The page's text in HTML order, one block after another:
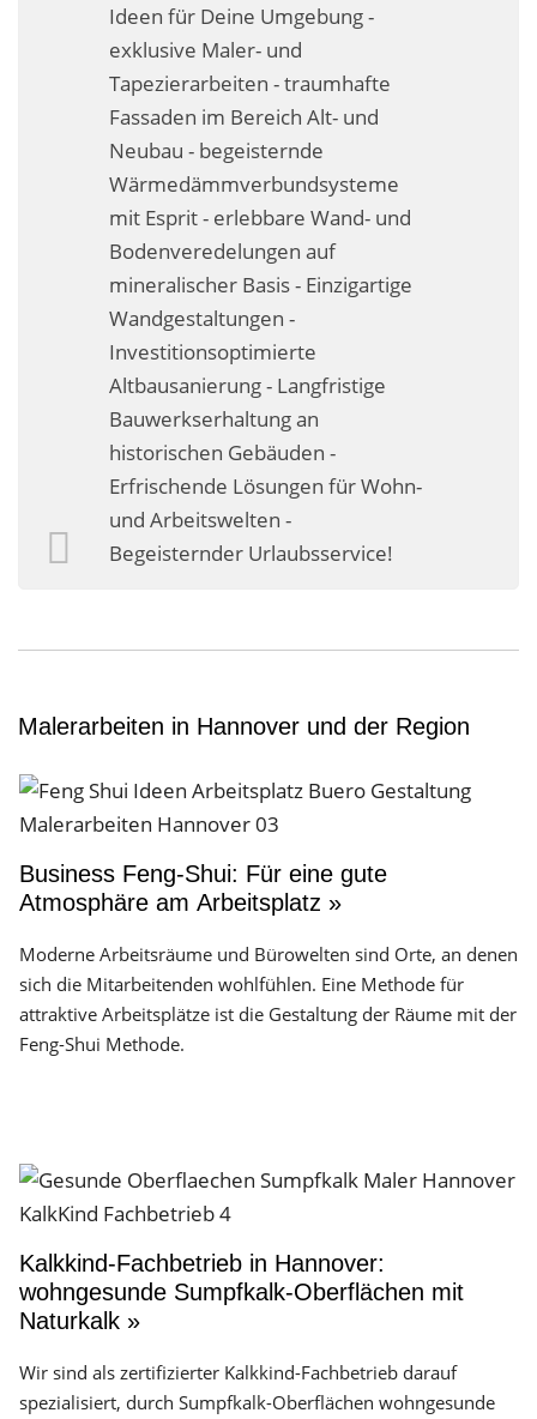
Rostoptik
Tapezierarbeiten
Wandbegrünungen
Wärmedämmung / WDVS
Service ›
Entspannter Urlaubsservice
Business-Lösungen
Premium-Lösungen
Meine gute Empfehlung
Arbeitsbühne mieten
Ideen für Deine Umgebung -
exklusive Maler- und
Tapezierarbeiten - traumhafte
Fassaden im Bereich Alt- und
Neubau - begeisternde
Wärmedämmverbundsysteme
mit Esprit - erlebbare Wand- und
Bodenveredelungen auf
mineralischer Basis - Einzigartige
Wandgestaltungen -
Investitionsoptimierte
Altbausanierung - Langfristige
Bauwerkserhaltung an
historischen Gebäuden -
Erfrischende Lösungen für Wohn-
und Arbeitswelten -
Begeisternder Urlaubsservice!
Malerarbeiten in Hannover und der Region
Business Feng-Shui: Für eine gute
Atmosphäre am Arbeitsplatz »
Moderne Arbeitsräume und Bürowelten sind Orte, an denen
sich die Mitarbeitenden wohlfühlen. Eine Methode für
attraktive Arbeitsplätze ist die Gestaltung der Räume mit der
Feng-Shui Methode.
Kalkkind-Fachbetrieb in Hannover:
wohngesunde Sumpfkalk-Oberflächen mit
Naturkalk »
Wir sind als zertifizierter Kalkkind-Fachbetrieb darauf
spezialisiert, durch Sumpfkalk-Oberflächen wohngesunde